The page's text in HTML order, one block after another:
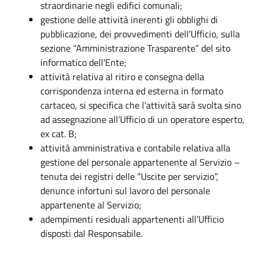
straordinarie negli edifici comunali;
gestione delle attività inerenti gli obblighi di
pubblicazione, dei provvedimenti dell’Ufficio, sulla
sezione “Amministrazione Trasparente” del sito
informatico dell'Ente;
attività relativa al ritiro e consegna della
corrispondenza interna ed esterna in formato
cartaceo, si specifica che l'attività sarà svolta sino
ad assegnazione all’Ufficio di un operatore esperto,
ex cat. B;
attività amministrativa e contabile relativa alla
gestione del personale appartenente al Servizio –
tenuta dei registri delle “Uscite per servizio”,
denunce infortuni sul lavoro del personale
appartenente al Servizio;
adempimenti residuali appartenenti all’Ufficio
disposti dal Responsabile.